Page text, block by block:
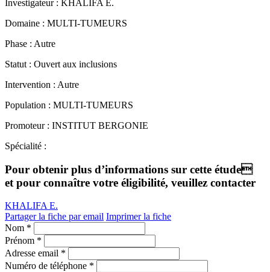
Investigateur : KHALIFA E.
Domaine : MULTI-TUMEURS
Phase : Autre
Statut : Ouvert aux inclusions
Intervention : Autre
Population : MULTI-TUMEURS
Promoteur : INSTITUT BERGONIE
Spécialité :
Pour obtenir plus d’informations sur cette étude
et pour connaître votre éligibilité, veuillez contacter
KHALIFA E.
Partager la fiche par email Imprimer la fiche
Nom *
Prénom *
Adresse email *
Numéro de téléphone *